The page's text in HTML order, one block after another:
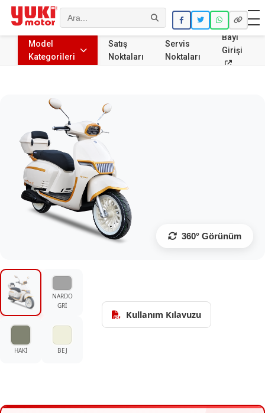
Ara
Model
Kategorileri
Satış
Noktaları
Servis
Noktaları
Bayi
Girişi
360° Görünüm
NARDO
GRİ
HAKİ BEJ
Kullanım Kılavuzu